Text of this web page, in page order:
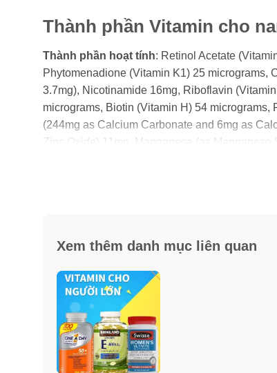
Thành phần Vitamin cho
Thành phần hoạt tính: Retinol Acetate
Phytomenadione (Vitamin K1) 25 micrograms,
3.7mg), Nicotinamide 16mg, Riboflavin
micrograms, Biotin (Vitamin H) 54
(244mg as Calcium Carbonate and 6mg as
Zinc Oxide) 11mg, Manganese (as
Selenate) 55 micrograms, Copper (as Cupric
Xem thêm danh mục liên quan